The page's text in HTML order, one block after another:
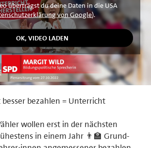
überträgst du deine Daten in die USA
von Google).
bezahlen = Unterricht
wollen erst in der nächsten
in einem Jahr 👨‍🏫 Grund-